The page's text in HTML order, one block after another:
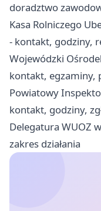
doradztwo
Kasa Rolniczego
- kontakt, godziny,
Wojewódzki
kontakt, egzaminy,
Powiatowy
kontakt, godziny,
Delegatura WUOZ
zakres działania